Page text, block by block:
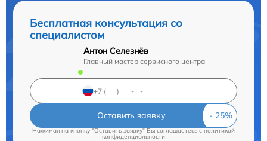
Бесплатная консультация со
специалистом
Антон Селезнёв
Главный мастер сервисного центра
Оставить заявку
Нажимая на кнопку "Оставить заявку" Вы соглашаетесь cполитикой
конфиденциальности